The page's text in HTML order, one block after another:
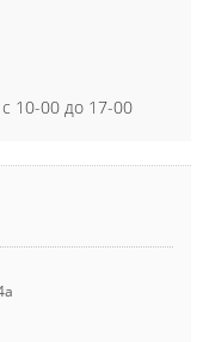
10-00 до 17-00